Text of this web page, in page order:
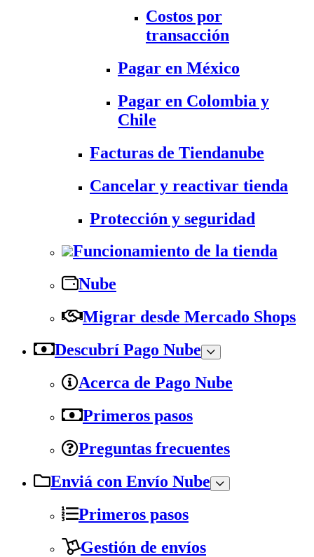
Costos por
transacción
Pagar en México
Pagar en Colombia y
Chile
Facturas de Tiendanube
Cancelar y reactivar tienda
Protección y seguridad
Funcionamiento de la tienda
Nube
Migrar desde Mercado Shops
Descubrí Pago Nube
Acerca de Pago Nube
Primeros pasos
Preguntas frecuentes
Enviá con Envío Nube
Primeros pasos
Gestión de envíos